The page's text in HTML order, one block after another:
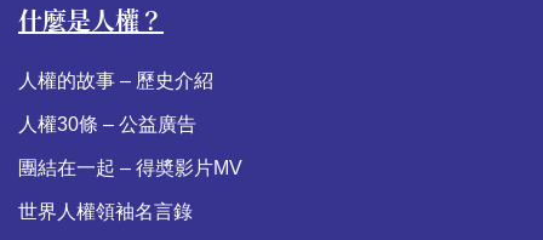
什麼是人權？
人權的故事 – 歷史介紹
人權30條 – 公益廣告
團結在一起 – 得奬影片MV
世界人權領袖名言錄